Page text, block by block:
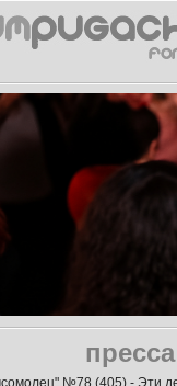
№78 (405) - Эти